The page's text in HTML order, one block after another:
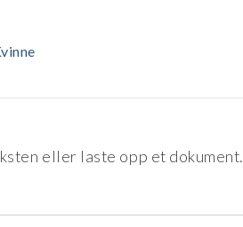
eller laste opp et dokument.